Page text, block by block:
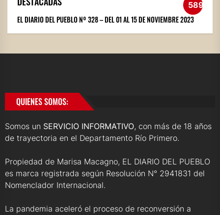
589
EL DIARIO DEL PUEBLO Nº 328 – DEL 01 AL 15 DE NOVIEMBRE 2023
QUIENES SOMOS:
Somos un SERVICIO INFORMATIVO, con más de 18 años
de trayectoria en el Departamento Río Primero.
Propiedad de Marisa Macagno, EL DIARIO DEL PUEBLO
es marca registrada según Resolución N° 2941831 del
Nomenclador Internacional.
La pandemia aceleró el proceso de reconversión a